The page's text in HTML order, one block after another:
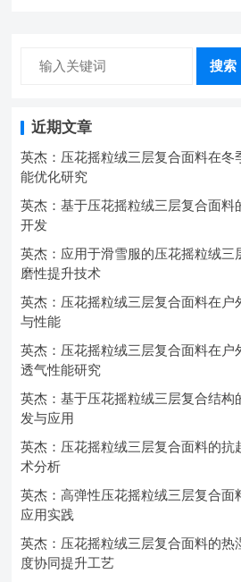
搜索
近期文章
英杰：压花摇粒绒三层复合面料在冬
能优化研究
英杰：基于压花摇粒绒三层复合面料
开发
英杰：应用于滑雪服的压花摇粒绒三
磨性提升技术
英杰：压花摇粒绒三层复合面料在户
与性能
英杰：压花摇粒绒三层复合面料在户
透气性能研究
英杰：基于压花摇粒绒三层复合结构
发与应用
英杰：压花摇粒绒三层复合面料的抗
术分析
英杰：高弹性压花摇粒绒三层复合面
应用实践
英杰：压花摇粒绒三层复合面料的热
度协同提升工艺